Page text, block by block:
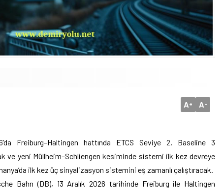
A+ A-
Freiburg–Haltingen hattında ETCS Seviye 2, Baseline 3
ve yeni Müllheim–Schliengen kesiminde sistemi ilk kez devreye
ilk kez üç sinyalizasyon sistemini eş zamanlı çalıştıracak.
Bahn (DB), 13 Aralık 2026 tarihinde Freiburg ile Haltingen